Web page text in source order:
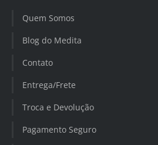
Quem Somos
Blog do Medita
Contato
Entrega/Frete
Troca e Devolução
Pagamento Seguro